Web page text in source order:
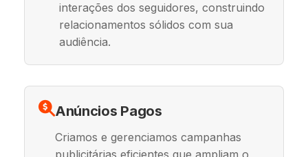
interações dos seguidores, construindo
relacionamentos sólidos com sua
audiência.
Anúncios Pagos
Criamos e gerenciamos campanhas
publicitárias eficientes que ampliam o